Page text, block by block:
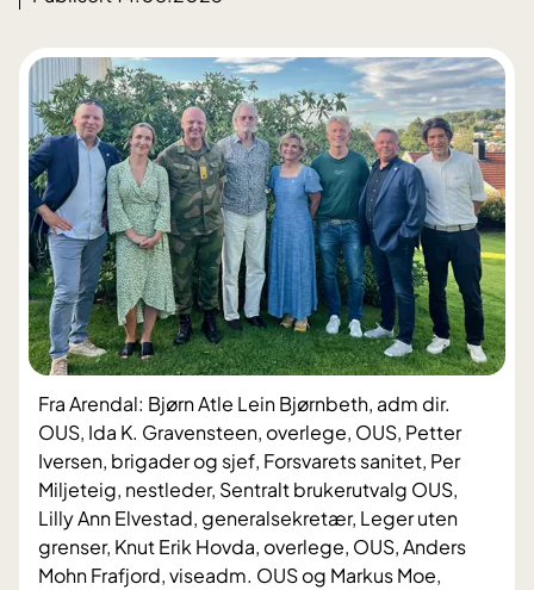
Fra Arendal: Bjørn Atle Lein Bjørnbeth, adm dir.
OUS, Ida K. Gravensteen, overlege, OUS, Petter
Iversen, brigader og sjef, Forsvarets sanitet, Per
Miljeteig, nestleder, Sentralt brukerutvalg OUS,
Lilly Ann Elvestad, generalsekretær, Leger uten
grenser, Knut Erik Hovda, overlege, OUS, Anders
Mohn Frafjord, viseadm. OUS og Markus Moe,